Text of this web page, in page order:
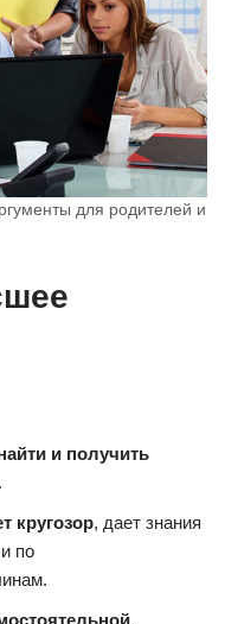
для родителей и
и получить
.
кругозор, дает знания
по